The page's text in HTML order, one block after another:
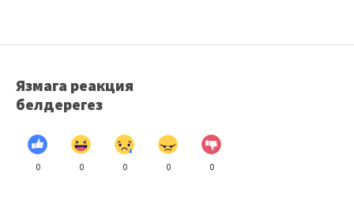
Язмага реакция
белдерегез
0 0 0 0 0